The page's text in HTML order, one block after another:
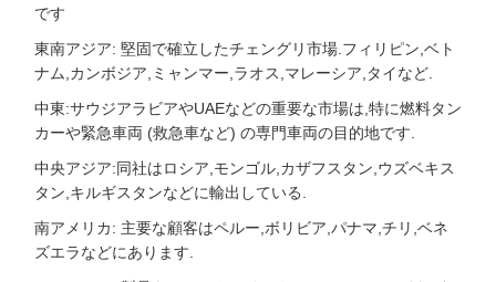
です
東南アジア: 堅固で確立したチェングリ市場.フィリピン,ベト
ナム,カンボジア,ミャンマー,ラオス,マレーシア,タイなど.
中東:サウジアラビアやUAEなどの重要な市場は,特に燃料タン
カーや緊急車両 (救急車など) の専門車両の目的地です.
中央アジア:同社はロシア,モンゴル,カザフスタン,ウズベキス
タン,キルギスタンなどに輸出している.
南アメリカ: 主要な顧客はペルー,ボリビア,パナマ,チリ,ベネ
ズエラなどにあります.